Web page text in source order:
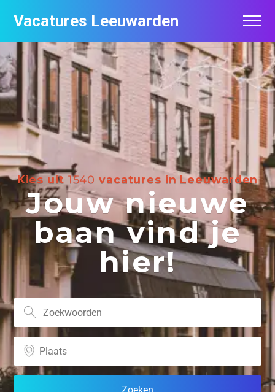
Vacatures Leeuwarden
Kies uit 1540 vacatures in Leeuwarden
Jouw nieuwe
baan vind je
hier!
Vacatures per bedrijf
De populairste vacatures in Leeuwarden
Nieuwsbrief feed